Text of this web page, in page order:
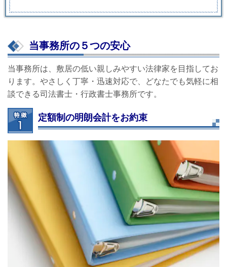
当事務所の５つの安心
当事務所は、敷居の低い親しみやすい法律家を目指してお
ります。やさしく丁寧・迅速対応で、どなたでも気軽に相
談できる司法書士・行政書士事務所です。
定額制の明朗会計をお約束